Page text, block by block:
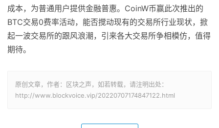
成本，为普通用户提供金融普惠。CoinW币赢此次推出的
BTC交易0费率活动，能否搅动现有的交易所行业现状，掀
起一波交易所的跟风浪潮，引来各大交易所争相模仿，值得
期待。
原创文章，作者：区块之声，如若转载，请注明出处：
http://www.blockvoice.vip/20220707174847122.html